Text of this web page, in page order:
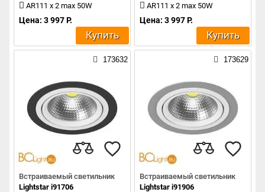
AR111 x 2 max 50W
Цена: 3 997 Р.
Купить
AR111 x 2 max 50W
Цена: 3 997 Р.
Купить
173632
Встраиваемый светильник
Lightstar i91706
173629
Встраиваемый светильник
Lightstar i91906